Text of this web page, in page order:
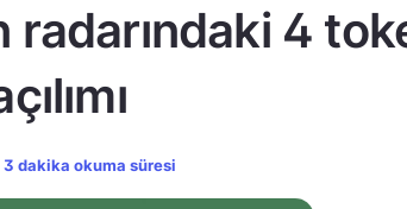
radarındaki 4
3 dakika okuma süresi